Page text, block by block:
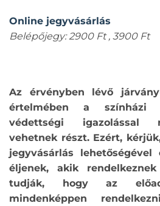
Online jegyvásárlás
Belépőjegy: 2900 Ft , 3900 Ft
Az érvényben lévő
értelmében a színházi
védettségi igazolással
vehetnek részt. Ezért,
jegyvásárlás
éljenek, akik
tudják, hogy az
mindenképpen